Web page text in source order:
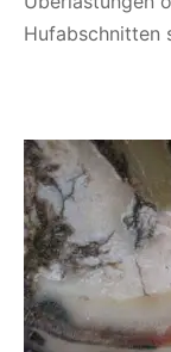
Hufabschnitten